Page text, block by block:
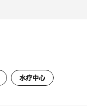
水疗中心